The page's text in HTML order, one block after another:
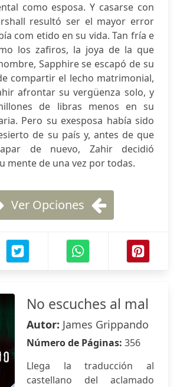
como esposa. Y casarse con
resultó ser el mayor error
com etido en su vida. Tan fría e
los zafiros, la joya de la que
Sapphire se escapó de su
compartir el lecho matrimonial,
afrontar su vergüenza solo, y
de libras menos en su
Pero su exesposa había sido
de su país y, antes de que
de nuevo, Zahir decidió
mente de una vez por todas.
Ver Opciones
No escuches al mal
Autor: James Grippando
Número de Páginas: 356
Llega la traducción al
castellano del aclamado